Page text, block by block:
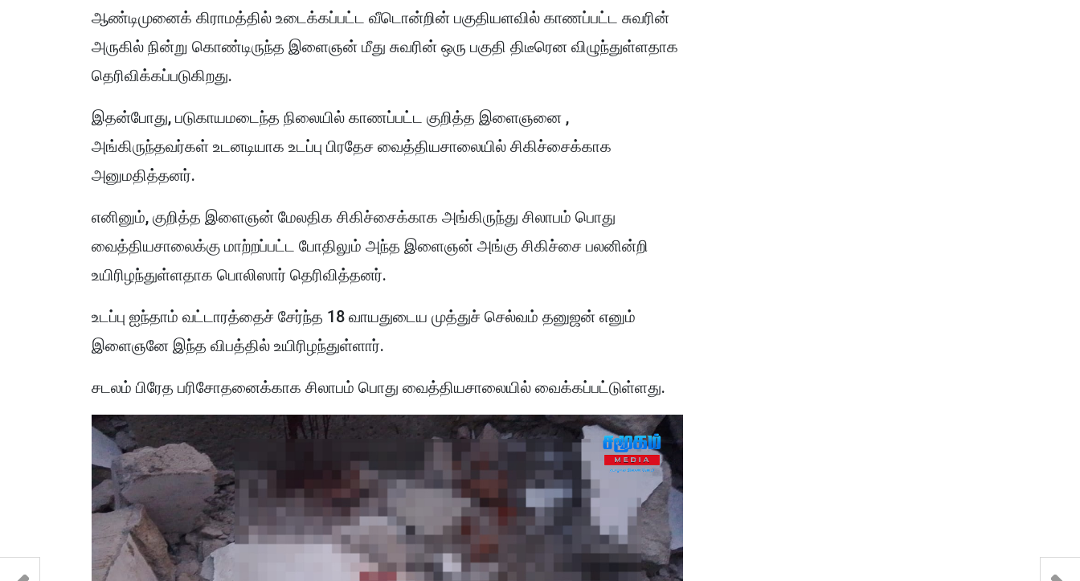
ஆண்டிமுனைக் கிராமத்தில் உடைக்கப்பட்ட வீடொன்றின் பகுதியளவில் காணப்பட்ட சுவரின்
அருகில் நின்று கொண்டிருந்த இளைஞன் மீது சுவரின் ஒரு பகுதி திடீரென விழுந்துள்ளதாக
தெரிவிக்கப்படுகிறது.
இதன்போது, படுகாயமடைந்த நிலையில் காணப்பட்ட குறித்த இளைஞனை ,
அங்கிருந்தவர்கள் உடனடியாக உடப்பு பிரதேச வைத்தியசாலையில் சிகிச்சைக்காக
அனுமதித்தனர்.
எனினும், குறித்த இளைஞன் மேலதிக சிகிச்சைக்காக அங்கிருந்து சிலாபம் பொது
வைத்தியசாலைக்கு மாற்றப்பட்ட போதிலும் அந்த இளைஞன் அங்கு சிகிச்சை பலனின்றி
உயிரிழந்துள்ளதாக பொலிஸார் தெரிவித்தனர்.
உடப்பு ஐந்தாம் வட்டாரத்தைச் சேர்ந்த 18 வாயதுடைய முத்துச் செல்வம் தனுஜன் எனும்
இளைஞனே இந்த விபத்தில் உயிரிழந்துள்ளார்.
சடலம் பிரேத பரிசோதனைக்காக சிலாபம் பொது வைத்தியசாலையில் வைக்கப்பட்டுள்ளது.